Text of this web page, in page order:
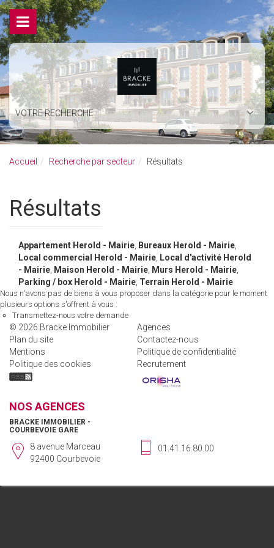
VOTRE RECHERCHE
Accueil Recherche par secteur Résultats
Résultats
Appartement Herold - Mairie Bureaux Herold - Mairie
Local commercial Herold - Mairie Local d'activité Herold
- Mairie Maison Herold - Mairie Murs Herold - Mairie
Parking / box Herold - Mairie Terrain Herold - Mairie
Nous n'avons pas de biens à vous proposer dans la catégorie pour le moment
plusieurs options s'offrent à vous :
Transmettez-nous votre demande
© 2026 Bracke Immobilier
Agences
Plan du site
Contactez-nous
Mentions
Politique de confidentialité
Politique des cookies
Recrutement
NOS AGENCES
BRACKE IMMOBILIER -
COURBEVOIE GARE
8 avenue Marceau
92400 Courbevoie
01.41.16.80.00